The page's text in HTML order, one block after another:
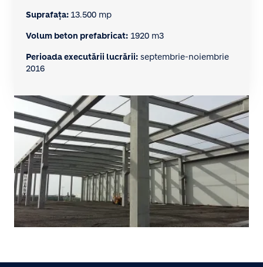
Suprafața: 13.500 mp
Volum beton prefabricat: 1920 m3
Perioada executării lucrării: septembrie-noiembrie
2016